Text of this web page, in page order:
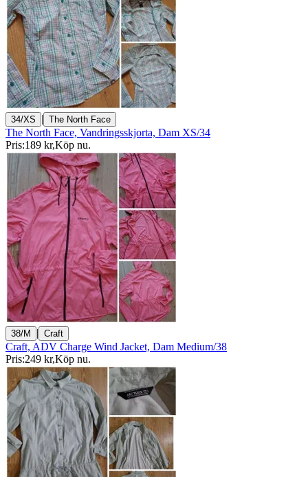
34/XS | The North Face
The North Face, Vandringsskjorta, Dam XS/34
Pris:189 kr,Köp nu.
38/M | Craft
Craft, ADV Charge Wind Jacket, Dam Medium/38
Pris:249 kr,Köp nu.